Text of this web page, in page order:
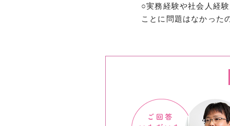
○実務経験や社会人経
ことに問題はなかった